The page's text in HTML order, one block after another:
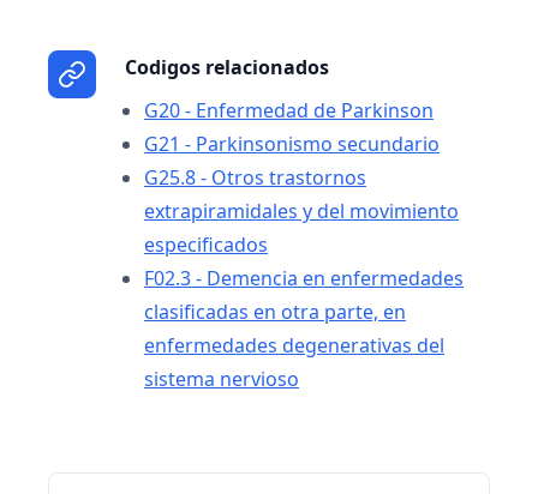
Codigos relacionados
G20 - Enfermedad de Parkinson
G21 - Parkinsonismo secundario
G25.8 - Otros trastornos
extrapiramidales y del movimiento
especificados
F02.3 - Demencia en enfermedades
clasificadas en otra parte, en
enfermedades degenerativas del
sistema nervioso